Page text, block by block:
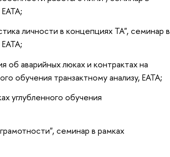
личности в концепциях ТА", семинар в
аварийных люках и контрактах на
обучения транзактному анализу, ЕАТА;
углубленного обучения
семинар в рамках